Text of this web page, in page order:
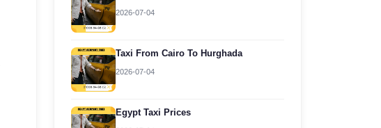
2026-07-04
Taxi From Cairo To Hurghada
2026-07-04
Egypt Taxi Prices